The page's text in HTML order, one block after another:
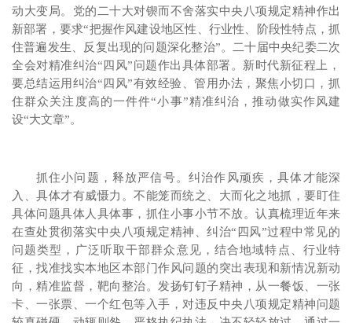
动大变局。党的二十大对锲而不舍落实中央八项规定精神作出
新部署，要求“把握作风建设地区性、行业性、阶段性特点，抓
住普遍发生、反复出现的问题深化整治”。二十届中央纪委二次
全会对精准纠治“四风”问题作出具体部署。新时代新征程上，
要总结运用纠治“四风”有效经验、管用办法，聚焦小切口，抓
住群众关注度高的一件件“小事”精准纠治，推动做实作风建
设“大文章”。
抓住小问题，释放严信号。纠治作风顽疾，具体才能深
入、具体才有威慑力。不能笼而统之、大而化之地抓，要盯住
具体问题具体人具体事，抓住小事小节不放。认真梳理近年来
在查处贯彻落实中央八项规定精神、纠治“四风”过程中常见的
问题类型，广泛听取干部群众意见，结合地域特点、行业特
征，找准找实本地区本部门作风问题的突出表现和新情况新动
向，精准监督，靶向整治。发扬钉钉子精神，从一餐饭、一张
卡、一张票、一个红包等入手，对违反中央八项规定精神问题